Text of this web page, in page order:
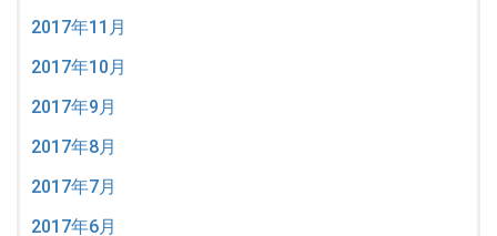
2017年11月
2017年10月
2017年9月
2017年8月
2017年7月
2017年6月